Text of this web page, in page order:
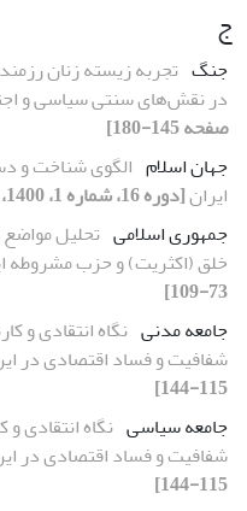
ج
جنگ تجربه زیسته زنان
در نقش‌های سنتی سیاسی و
صفحه 145-180]
جهان اسلام الگوی شناخت و
ایران[دوره 16، شماره 1، 1400، صفحه 115-135]
جمهوری اسلامی تحلیل مواضع
خلق (اکثریت) و حزب مشروطه
73-109]
جامعه مدنی نگاه انتقادی و
شفافیت و فساد اقتصادی در
115-144]
جامعه سیاسی نگاه انتقادی
شفافیت و فساد اقتصادی در
115-144]